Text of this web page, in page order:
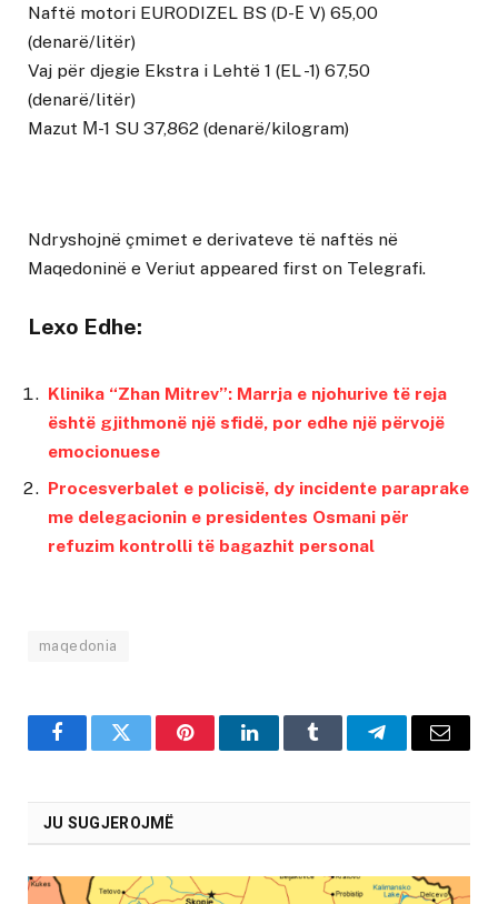
Naftë motori EURODIZEL BS (D-Е V) 65,00
(denarë/litër)
Vaj për djegie Ekstra i Lehtë 1 (EL -1) 67,50
(denarë/litër)
Mazut М-1 SU 37,862 (denarë/kilogram)
Ndryshojnë çmimet e derivateve të naftës në
Maqedoninë e Veriut appeared first on Telegrafi.
Lexo Edhe:
Klinika “Zhan Mitrev”: Marrja e njohurive të reja
është gjithmonë një sfidë, por edhe një përvojë
emocionuese
Procesverbalet e policisë, dy incidente paraprake
me delegacionin e presidentes Osmani për
refuzim kontrolli të bagazhit personal
maqedonia
FacebookTwitter PinterestLinkedInTumblr TelegramEmail
JU SUGJEROJMË